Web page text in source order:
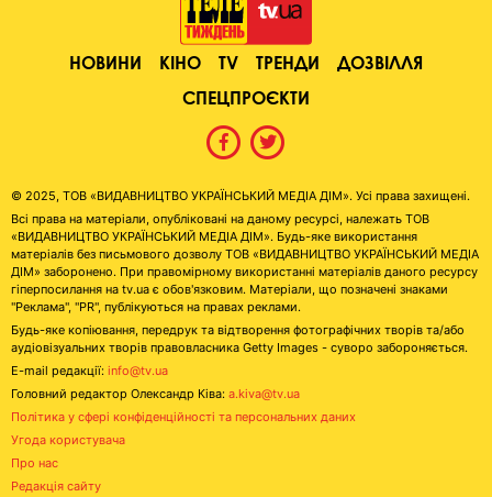
НОВИНИ КІНО TV ТРЕНДИ
ДОЗВІЛЛЯ
СПЕЦПРОЄКТИ
© 2025, ТОВ «ВИДАВНИЦТВО УКРАЇНСЬКИЙ МЕДІА ДІМ». Усі права захищені.
Всі права на матеріали, опубліковані на даному ресурсі, належать ТОВ
«ВИДАВНИЦТВО УКРАЇНСЬКИЙ МЕДІА ДІМ». Будь-яке використання
матеріалів без письмового дозволу ТОВ «ВИДАВНИЦТВО УКРАЇНСЬКИЙ МЕДІА
ДІМ» заборонено. При правомірному використанні матеріалів даного ресурсу
гіперпосилання на tv.ua є обов'язковим. Матеріали, що позначені знаками
"Реклама", "PR", публікуються на правах реклами.
Будь-яке копіювання, передрук та відтворення фотографічних творів та/або
аудіовізуальних творів правовласника Getty Images - суворо забороняється.
E-mail редакції: info@tv.ua
Головний редактор Олександр Ківа: a.kiva@tv.ua
Політика у сфері конфіденційності та персональних даних
Угода користувача
Про нас
Редакція сайту